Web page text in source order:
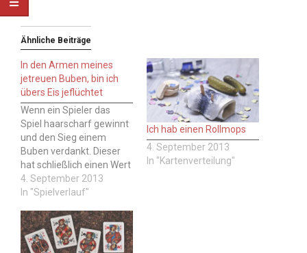
Ähnliche Beiträge
In den Armen meines
jetreuen Buben, bin ich
übers Eis jeflüchtet
Wenn ein Spieler das
Spiel haarscharf gewinnt
und den Sieg einem
Buben verdankt. Dieser
hat schließlich einen Wert
von zwei Augen.
Kartenbeispiel Bild Wer
Hinweis: Wie immer beim
Skat ist auch bei diesem
Spruch Vorsicht geboten,
4. September 2013
In "Spielverlauf"
Ich hab einen Rollmops
4. September 2013
In "Kartenverteilung"